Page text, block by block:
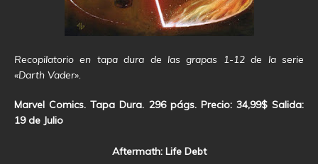
Recopilatorio en tapa dura de las grapas 1-12 de la serie
«Darth Vader».
Marvel Comics. Tapa Dura. 296 págs. Precio: 34,99$ Salida:
19 de Julio
Aftermath: Life Debt